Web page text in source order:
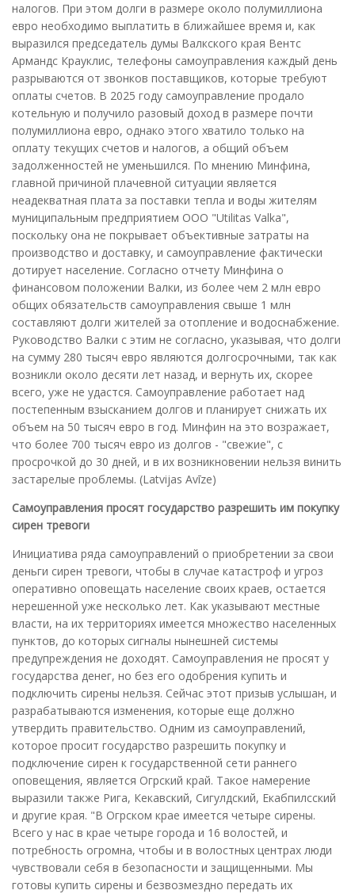
налогов. При этом долги в размере около полумиллиона
евро необходимо выплатить в ближайшее время и, как
выразился председатель думы Валкского края Вентс
Армандс Крауклис, телефоны самоуправления каждый день
разрываются от звонков поставщиков, которые требуют
оплаты счетов. В 2025 году самоуправление продало
котельную и получило разовый доход в размере почти
полумиллиона евро, однако этого хватило только на
оплату текущих счетов и налогов, а общий объем
задолженностей не уменьшился. По мнению Минфина,
главной причиной плачевной ситуации является
неадекватная плата за поставки тепла и воды жителям
муниципальным предприятием ООО "Utilitas Valka",
поскольку она не покрывает объективные затраты на
производство и доставку, и самоуправление фактически
дотирует население. Согласно отчету Минфина о
финансовом положении Валки, из более чем 2 млн евро
общих обязательств самоуправления свыше 1 млн
составляют долги жителей за отопление и водоснабжение.
Руководство Валки с этим не согласно, указывая, что долги
на сумму 280 тысяч евро являются долгосрочными, так как
возникли около десяти лет назад, и вернуть их, скорее
всего, уже не удастся. Самоуправление работает над
постепенным взысканием долгов и планирует снижать их
объем на 50 тысяч евро в год. Минфин на это возражает,
что более 700 тысяч евро из долгов - "свежие", с
просрочкой до 30 дней, и в их возникновении нельзя винить
застарелые проблемы. (Latvijas Avīze)
Самоуправления просят государство разрешить им покупку
сирен тревоги
Инициатива ряда самоуправлений о приобретении за свои
деньги сирен тревоги, чтобы в случае катастроф и угроз
оперативно оповещать население своих краев, остается
нерешенной уже несколько лет. Как указывают местные
власти, на их территориях имеется множество населенных
пунктов, до которых сигналы нынешней системы
предупреждения не доходят. Самоуправления не просят у
государства денег, но без его одобрения купить и
подключить сирены нельзя. Сейчас этот призыв услышан, и
разрабатываются изменения, которые еще должно
утвердить правительство. Одним из самоуправлений,
которое просит государство разрешить покупку и
подключение сирен к государственной сети раннего
оповещения, является Огрский край. Такое намерение
выразили также Рига, Кекавский, Сигулдский, Екабпилсский
и другие края. "В Огрском крае имеется четыре сирены.
Всего у нас в крае четыре города и 16 волостей, и
потребность огромна, чтобы и в волостных центрах люди
чувствовали себя в безопасности и защищенными. Мы
готовы купить сирены и безвозмездно передать их